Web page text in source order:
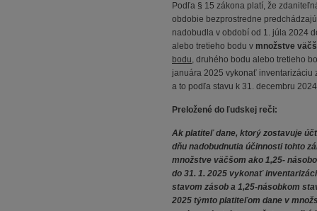
Podľa § 15 zákona platí, že
obdobie bezprostredne
nadobudla v období od 1. júla 2024
alebo tretieho bodu v množstve
bodu, druhého bodu alebo tretieho
januára 2025 vykonať
a to podľa stavu k 31. decembru
Preložené do ľudskej reči:
Ak platiteľ dane, ktorý zostavuje
dňu nadobudnutia účinnosti tohto
množstve väčšom ako 1,25-
do 31. 1. 2025 vykonať
stavom zásob a 1,25-násobkom
2025 týmto platiteľom dane v